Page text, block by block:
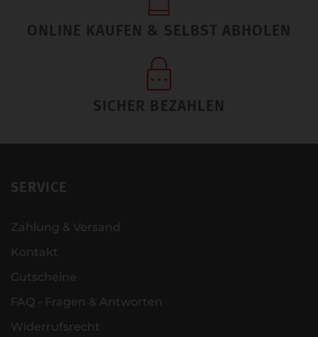
ONLINE KAUFEN & SELBST ABHOLEN
SICHER BEZAHLEN
SERVICE
Zahlung & Versand
Kontakt
Gutscheine
FAQ - Fragen & Antworten
Widerrufsrecht